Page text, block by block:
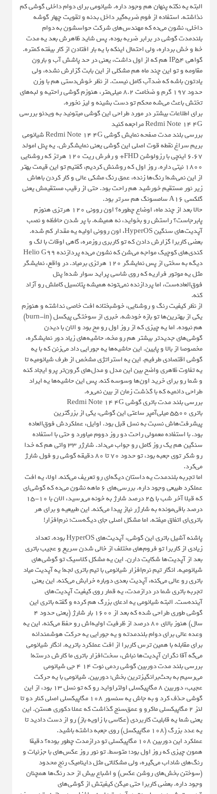
البته یه نکته پنهان هم وجود داره. شیائومی برای دوام داخلی گوشی کم
نذاشته. استفاده از فوم ضربه‌گیر داخل بدنه و تقویت چهار گوشه
داخلی، نشون می‌ده که مهندس‌های شرکت حواسشون به دوام
بلندمدت گوشی در برابر ضربه بوده. پس شاید ظاهرش بعد یه مدت
خط و خش برداره، ولی احتمال اینکه با یه بار افتادن از کار بیفته کمتره.
گواهی IP54 هم که از اول داشت، یعنی در حد پاشش آب و بارون
مقاومه و تو این چند ماه هم مشکلی از این بابت گزارش نشده، ولی
یادتون باشه که ضدآب کامل نیست. از نظر خوش‌دستی هم با وزن
حدود ۱۹۷ گرم و ضخامت ۸.۲ میلی‌متر، هنوزم گوشی راحتیه و لبه‌های
تختش باعث می‌شه محکم تو دست بشینه و لیز نخوره.
برای اطلاعات بیشتر در مورد طراحی این گوشی میتونید به ویدئو بررسی
Redmi Note 14 4G مراجعه کنید
بررسی بلند مدت صفحه نمایش گوشی Redmi Note 14 4G شیائومی
بریم سراغ نقطه قوت اصلی این گوشی یعنی نمایشگرش. یه پنل امولد
۶.۶۷ اینچی با رزولوشن FHD+ و رفرش ریت ۱۲۰ هرتز که روشنایی
۱۸۰۰ نیتی داره. روز اول که روشنش کردیم، گفتیم تو این قیمت بهتر
از این نمی‌شه! رنگ‌ها زنده، عمق رنگ مشکی عالی و کار کردن باهاش
زیر نور مستقیم خورشید هم راحت بود. حتی از رقیب مستقیمش یعنی
گلکسی A16 سامسونگ هم سرتر بود.
حالا بعد از چند ماه، اوضاع چطوره؟ اون روونی ۱۲۰ هرتزی هنوزم
پابرجاست؟ راستش رو بخواید، نه همیشه. با پر شدن حافظه و نصب
آپدیت‌های سنگین HyperOS، اون روونی اولیه یه مقدار کم شده.
بعضی کاربرا گزارش دادن که تو کاربری روزمره، گاهی اوقات با لگ و
کندی‌های کوچیک مواجه می‌شن که نشون می‌ده پردازنده Helio G99
دیگه به سختی از پس نمایشگر ۱۲۰ هرتزی برمیاد. در واقع، نمایشگر
مثل یه موتور فراریه که روی شاسی پراید سوار شده! پنل
فوق‌العاده‌ست، اما پردازنده نمی‌تونه همیشه پتانسیل کاملش رو آزاد
کنه.
از نظر کیفیت رنگ و روشنایی، خوشبختانه افت خاصی نداشته و هنوزم
یکی از بهترین‌ها تو بازه خودشه. خبری از سوختگی پیکسل (burn-in)
هم نبوده. اما یه چیزی که از روز اول رو مخ بود و الان با دیدن
گوشی‌های جدیدتر بیشتر هم رو مخه، حاشیه‌های زیاد دور نمایشگره،
مخصوصا از بالا و پایین. این حاشیه‌ها یه جورایی داد می‌زنن که با یه
گوشی اقتصادی طرفیم. این یه استراتژی مشخص از طرف شیائومیه تا
یه تفاوت ظاهری واضح بین این مدل و مدل‌های گرون‌تر پرو ایجاد کنه
و شما رو برای خرید اون‌ها وسوسه کنه. پس این حاشیه‌ها یه ایراد
طراحی دائمیه که با گذشت زمان از بین نمی‌ره.
بررسی بلند مدت باتری گوشی Redmi Note 14 4G
باتری ۵۵۰۰ میلی‌آمپر ساعتی این گوشی، یکی از بزرگترین
پیشرفت‌هاش نسبت به نسل قبل بود. اوایل، عملکردش فوق‌العاده
بود. با استفاده معمولی راحت دو روز دووم میاورد و حتی با استفاده
سنگین هم یک روز کامل رو جواب می‌داد. شارژر ۳۳ واتی هم که خدا
رو شکر توی جعبه بود، تو حدود ۷۰ تا ۸۰ دقیقه گوشی رو فول شارژ
می‌کرد.
اما تجربه بلندمدت یه داستان دیگه‌ای رو تعریف می‌کنه. اولا، یه افت
عملکرد طبیعی وجود داره. بررسی‌های ۶ ماهه نشون می‌ده که گوشی‌ای
که قبلا آخر شب با ۲۵ درصد شارژ به خونه می‌رسید، الان با ۱۰-۱۵
درصد باقی‌مونده به شارژر نیاز پیدا می‌کنه. این طبیعیه و برای هر
باتری‌ای اتفاق میفته. اما مشکل اصلی جای دیگه‌ست؛ نرم‌افزار!
پاشنه آشیل باتری این گوشی، آپدیت‌های HyperOS بوده. تعداد
زیادی از کاربرا تو فروم‌های مختلف از خالی شدن سریع و عجیب باتری
بعد از آپدیت‌ها شکایت دارن. این یه مشکل کلاسیک تو گوشی‌های
شیائومیه. انگار تیم نرم‌افزار شیائومی با تیم باتری لجه! یه آپدیت میاد
باتری رو عالی می‌کنه، آپدیت بعدی دوباره خرابش می‌کنه. این یعنی
تجربه باتری شما در درازمدت، یه قمار روی کیفیت آپدیت‌های
آینده‌ست. البته شیائومی یه ادعای بزرگ هم کرده و گفته باتری این
گوشی طوری طراحی شده که بعد از ۱۶۰۰ بار شارژ (یعنی حدود ۴
سال) هنوز بالای ۸۰ درصد از ظرفیت اولیه‌اش رو حفظ می‌کنه. این یه
وعده عالی برای دوام بلندمدته و یه جورایی یه حرکت هوشمندانه
برای مقابله با همین ترس کاربرا از افت عملکرد باتریه. انگار شیائومی
می‌گه آقا نگران آپدیت‌ها نباش، سخت‌افزار باتری ما کارش درسته!
بررسی بلند مدت دوربین گوشی ردمی نوت 14 4 جی شیائومی
می‌رسیم به بحث‌برانگیزترین بخش؛ دوربین. شیائومی با یه حرکت
عجیب، دوربین ۸ مگاپیکسلی اولتراواید رو که تو نسل ۱۳ بود، از این
گوشی حذف کرد و به جاش یه سنسور ۱۰۸ مگاپیکسلی اصلی کنار دو تا
لنز ۲ مگاپیکسلی ماکرو و عمق‌سنج گذاشت که عملا دکوری هستن. این
یعنی شما یه قابلیت کاربردی (عکاسی با زاویه باز) رو از دست دادید تا
یه عدد بزرگ (۱۰۸ مگاپیکسل) روی جعبه داشته باشید.
عملکرد این دوربین ۱۰۸ مگاپیکسلی تو درازمدت چطور بوده؟ دقیقا
همون چیزی که روز اول بود؛ متوسط. تو نور روز عکس‌های با جزئیات و
رنگ‌های شاداب می‌گیره، ولی مشکلاتی مثل داینامیک رنج محدود
(سوختن بخش‌های روشن عکس) و اشباع بیش از حد رنگ‌ها همچنان
وجود داره. بعضی کاربرا حتی میگن کیفیتش از گوشی‌های